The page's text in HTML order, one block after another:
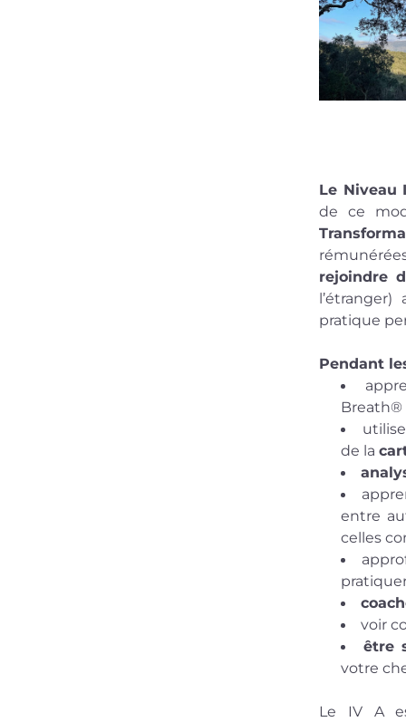
Le Niveau
de ce
rejoindre
pratique
Pendant
Breath®
de la
entre
celles
voir
être
votre
Le IV A